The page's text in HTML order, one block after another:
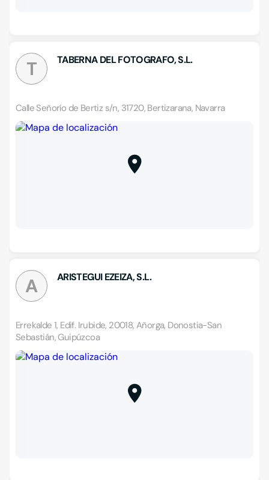
T TABERNA DEL FOTOGRAFO, S.L.
Calle Señorío de Bertiz s/n, 31720, Bertizarana, Navarra
A ARISTEGUI EZEIZA, S.L.
Errekalde 1, Edif. Irubide, 20018, Añorga, Donostia-San
Sebastián, Guipúzcoa